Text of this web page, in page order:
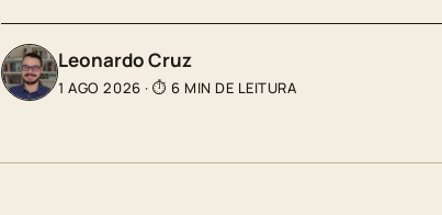
Leonardo Cruz
1 AGO 2026 ·⏱ 6 MIN DE LEITURA